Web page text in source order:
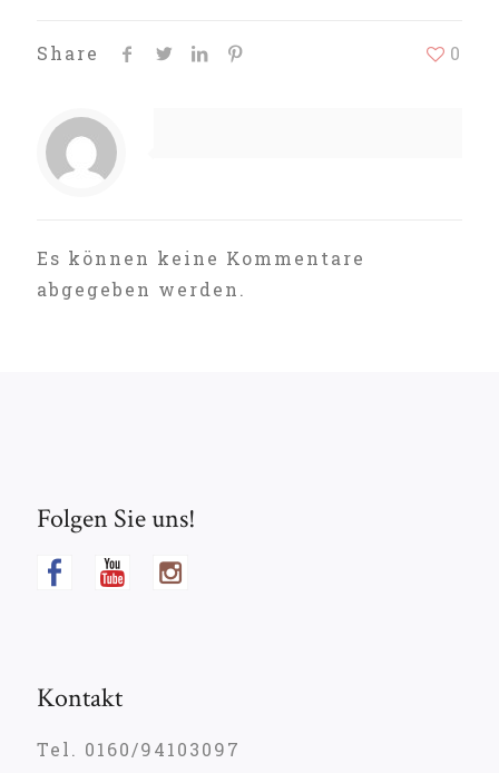
Share 0
Es können keine Kommentare
abgegeben werden.
Folgen Sie uns!
Kontakt
Tel. 0160/94103097